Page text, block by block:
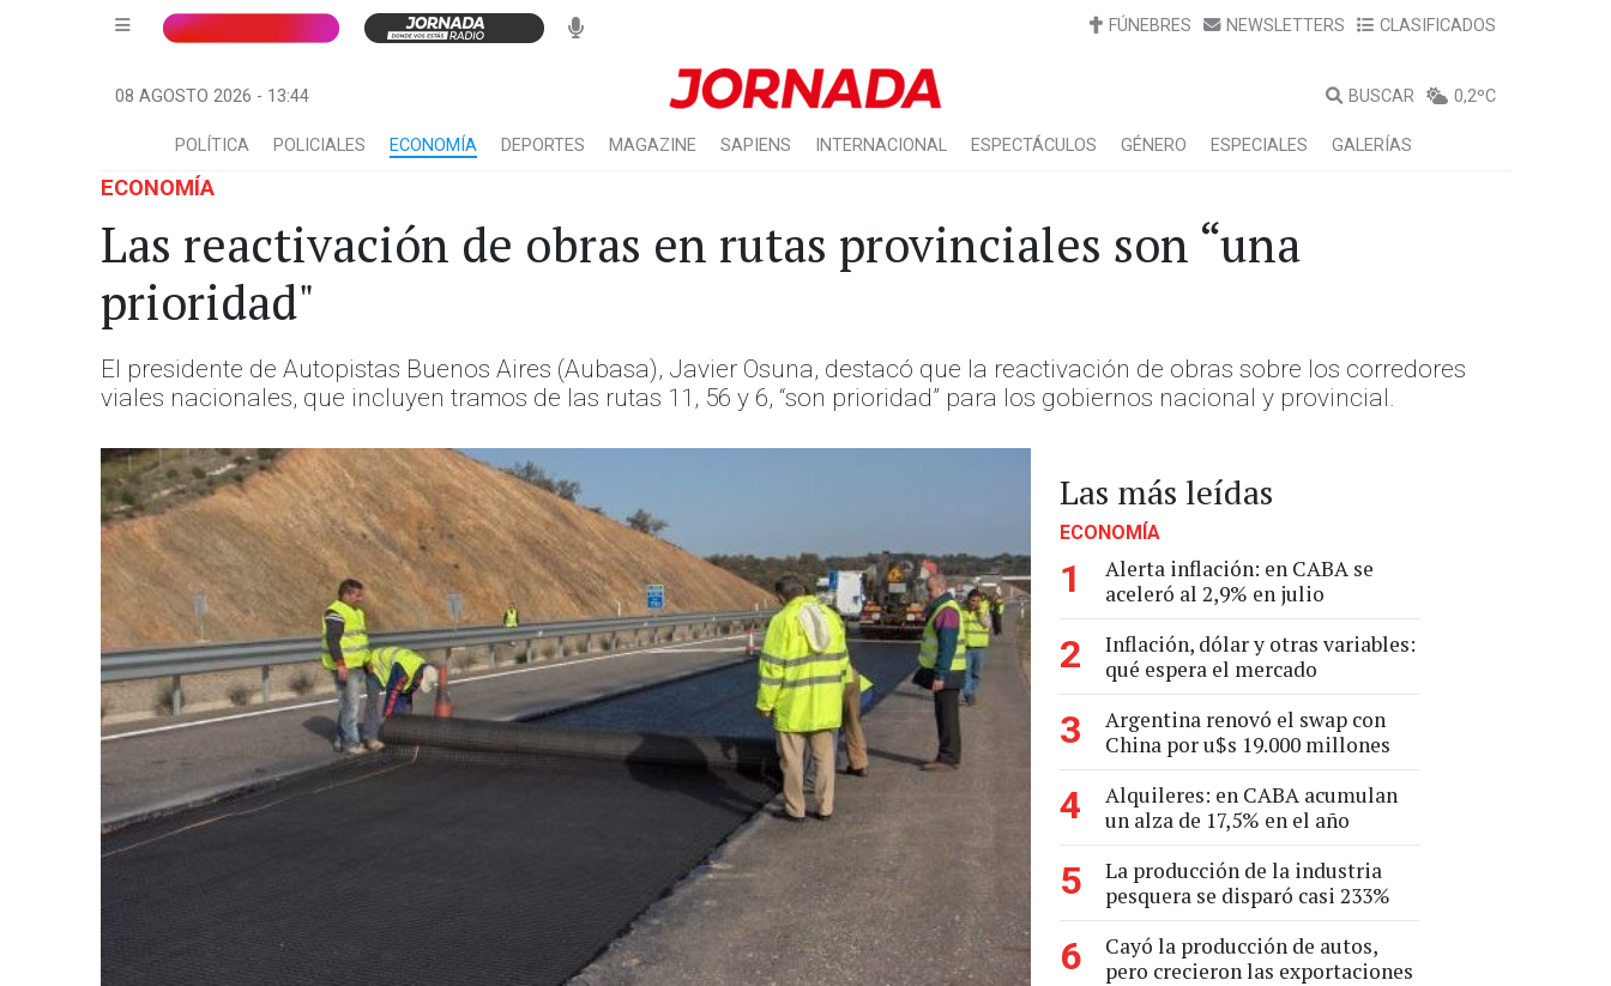
FÚNEBRES NEWSLETTERS CLASIFICADOS
08 AGOSTO 2026 - 13:44 BUSCAR 0,2ºC
POLÍTICA POLICIALES ECONOMÍA DEPORTES MAGAZINE SAPIENS INTERNACIONAL ESPECTÁCULOS GÉNERO ESPECIALES GALERÍAS
ECONOMÍA
Las reactivación de obras en rutas provinciales son “una
prioridad"
El presidente de Autopistas Buenos Aires (Aubasa), Javier Osuna, destacó que la reactivación de obras sobre los corredores
viales nacionales, que incluyen tramos de las rutas 11, 56 y 6, “son prioridad” para los gobiernos nacional y provincial.
Las más leídas
ECONOMÍA
1
Alerta inflación: en CABA se
aceleró al 2,9% en julio
2
Inflación, dólar y otras variables:
qué espera el mercado
3
Argentina renovó el swap con
China por u$s 19.000 millones
4
Alquileres: en CABA acumulan
un alza de 17,5% en el año
5
La producción de la industria
pesquera se disparó casi 233%
6
Cayó la producción de autos,
pero crecieron las exportaciones